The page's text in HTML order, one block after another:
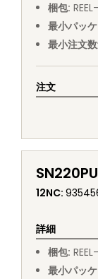
梱包: REEL-
最小パッ
最小注文
注文
12NC:
詳細
梱包: REEL-
最小パッ